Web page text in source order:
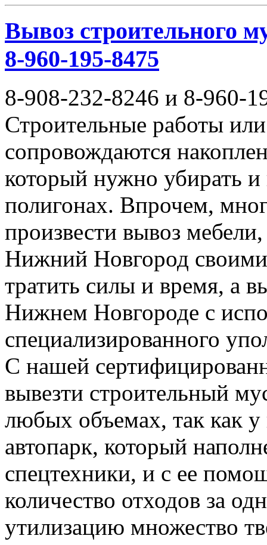
Вывоз строительного
8-960-195-8475
8-908-232-8246 и 8-960-
Строительные работы
сопровождаются
который нужно убирать
полигонах. Впрочем,
произвести вывоз
Нижний Новгород
тратить силы и время, а
Нижнем Новгороде с
специализированного
С нашей
вывезти строительный
любых объемах, так как
автопарк, который
спецтехники, и с ее
количество отходов за
утилизацию множество